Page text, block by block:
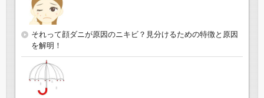
それって顔ダニが原因のニキビ？見分けるための特徴と原因
を解明！